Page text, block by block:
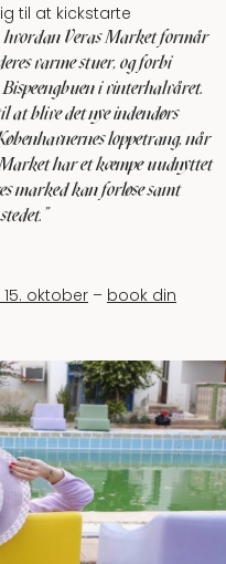
til at kickstarte
hvordan Veras Market formår
varme stuer, og forbi
i vinterhalvåret.
blive det nye indendørs
loppetrang, når
har et kæmpe uudnyttet
marked kan forløse samt
15. oktober – book din